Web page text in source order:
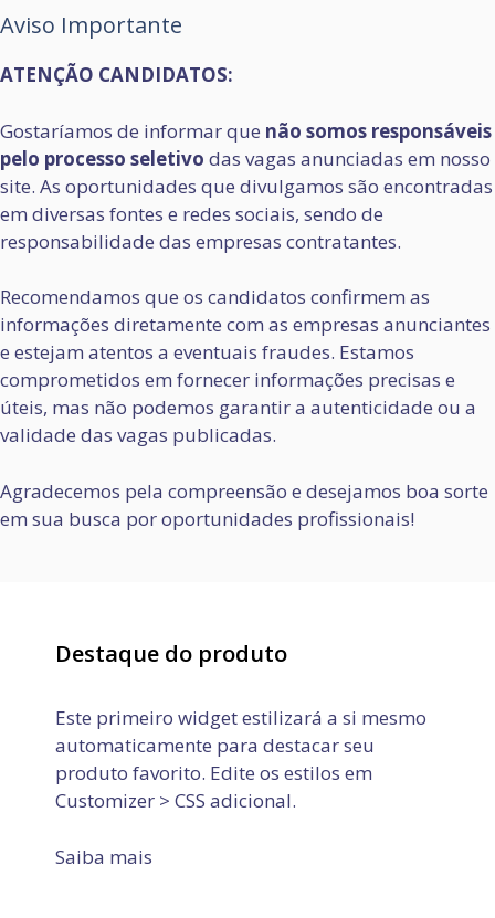
Aviso Importante
ATENÇÃO CANDIDATOS:
Gostaríamos de informar que não somos responsáveis
pelo processo seletivo das vagas anunciadas em nosso
site. As oportunidades que divulgamos são encontradas
em diversas fontes e redes sociais, sendo de
responsabilidade das empresas contratantes.
Recomendamos que os candidatos confirmem as
informações diretamente com as empresas anunciantes
e estejam atentos a eventuais fraudes. Estamos
comprometidos em fornecer informações precisas e
úteis, mas não podemos garantir a autenticidade ou a
validade das vagas publicadas.
Agradecemos pela compreensão e desejamos boa sorte
em sua busca por oportunidades profissionais!
Destaque do produto
Este primeiro widget estilizará a si mesmo
automaticamente para destacar seu
produto favorito. Edite os estilos em
Customizer > CSS adicional.
Saiba mais